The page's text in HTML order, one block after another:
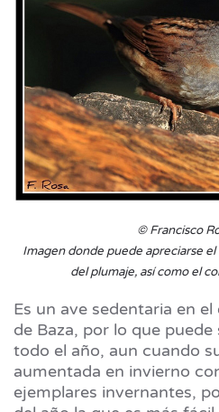
© Francisco
Imagen donde puede apreciarse
del plumaje, así como el
Es un ave sedentaria en
de Baza, por lo que
todo el año, aun cuando
aumentada en invierno
ejemplares invernantes,